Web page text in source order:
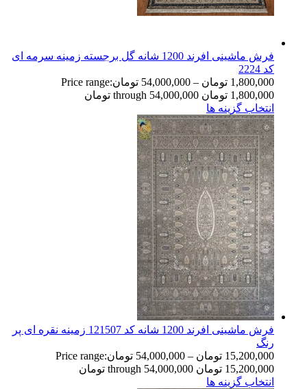
فرش ماشینی افرند 1200 شانه گل برجسته زمینه سرمه ای
کد 2224
1,800,000 تومان –
54,000,000 تومانPrice range:
1,800,000 تومان through 54,000,000 تومان
انتخاب گزینه ها
فرش ماشینی افرند 1200 شانه کد 121507 زمینه نقره ای پر
رنگ
15,200,000 تومان –
54,000,000 تومانPrice range:
15,200,000 تومان through 54,000,000 تومان
انتخاب گزینه ها